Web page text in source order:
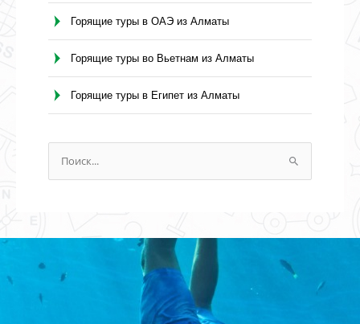
Горящие туры в ОАЭ из Алматы
Горящие туры во Вьетнам из Алматы
Горящие туры в Египет из Алматы